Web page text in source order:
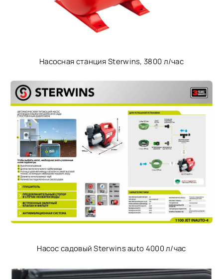
Насосная станция Sterwins, 3800 л/час
Насос садовый Sterwins auto 4000 л/час